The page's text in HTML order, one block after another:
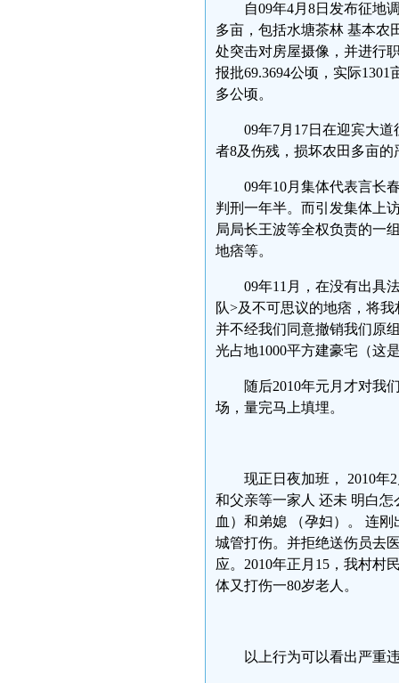
自09年4月8日发布征地
多亩，包括水塘茶林 基本农
处突击对房屋摄像，并进行
报批69.3694公顷，实际
多公顷。
09年7月17日在迎宾大
者8及伤残，损坏农田多亩的
09年10月集体代表言长
判刑一年半。而引发集体上
局局长王波等全权负责的一
地痞等。
09年11月，在没有出具
队>及不可思议的地痞，将
并不经我们同意撤销我们原
光占地1000平方建豪宅（这
随后2010年元月才对我
场，量完马上填埋。
现正日夜加班， 2010年
和父亲等一家人 还未 明白
血）和弟媳 （孕妇）。 连
城管打伤。并拒绝送伤员去
应。2010年正月15，我村村
体又打伤一80岁老人。
以上行为可以看出严重